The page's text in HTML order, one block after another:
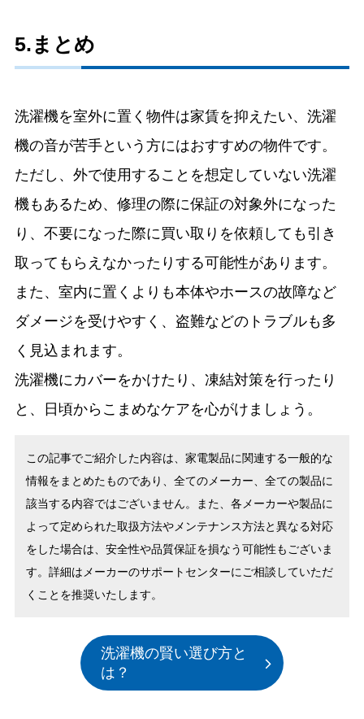
5.まとめ
洗濯機を室外に置く物件は家賃を抑えたい、洗濯
機の音が苦手という方にはおすすめの物件です。
ただし、外で使用することを想定していない洗濯
機もあるため、修理の際に保証の対象外になった
り、不要になった際に買い取りを依頼しても引き
取ってもらえなかったりする可能性があります。
また、室内に置くよりも本体やホースの故障など
ダメージを受けやすく、盗難などのトラブルも多
く見込まれます。
洗濯機にカバーをかけたり、凍結対策を行ったり
と、日頃からこまめなケアを心がけましょう。
この記事でご紹介した内容は、家電製品に関連する一般的な
情報をまとめたものであり、全てのメーカー、全ての製品に
該当する内容ではございません。また、各メーカーや製品に
よって定められた取扱方法やメンテナンス方法と異なる対応
をした場合は、安全性や品質保証を損なう可能性もございま
す。詳細はメーカーのサポートセンターにご相談していただ
くことを推奨いたします。
洗濯機の賢い選び方と
は？